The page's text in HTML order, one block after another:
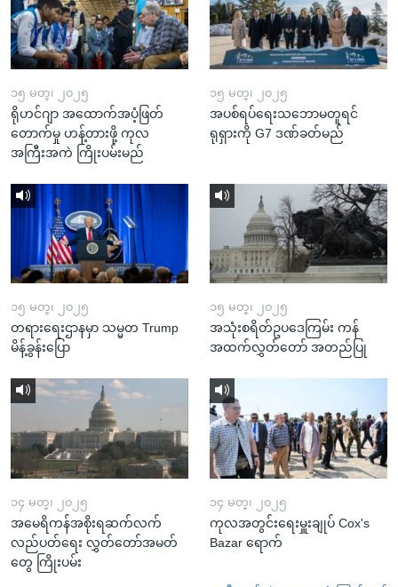
၁၅ မတ္၊ ၂၀၂၅
ရိုဟင်ဂျာ အထောက်အပံ့ဖြတ်
တောက်မှု ဟန့်တားဖို့ ကုလ
အကြီးအကဲ ကြိုးပမ်းမည်
၁၅ မတ္၊ ၂၀၂၅
အပစ်ရပ်ရေးသဘောမတူရင်
ရုရှားကို G7 ဒဏ်ခတ်မည်
၁၅ မတ္၊ ၂၀၂၅
တရားရေးဌာနမှာ သမ္မတ Trump
မိန့်ခွန်းပြော
၁၅ မတ္၊ ၂၀၂၅
အသုံးစရိတ်ဥပဒေကြမ်း ကန်
အထက်လွှတ်တော် အတည်ပြု
၁၄ မတ္၊ ၂၀၂၅
အမေရိကန်အစိုးရဆက်လက်
လည်ပတ်ရေး လွှတ်တော်အမတ်
တွေ ကြိုးပမ်း
၁၄ မတ္၊ ၂၀၂၅
ကုလအတွင်းရေးမှူးချုပ် Cox's
Bazar ရောက်